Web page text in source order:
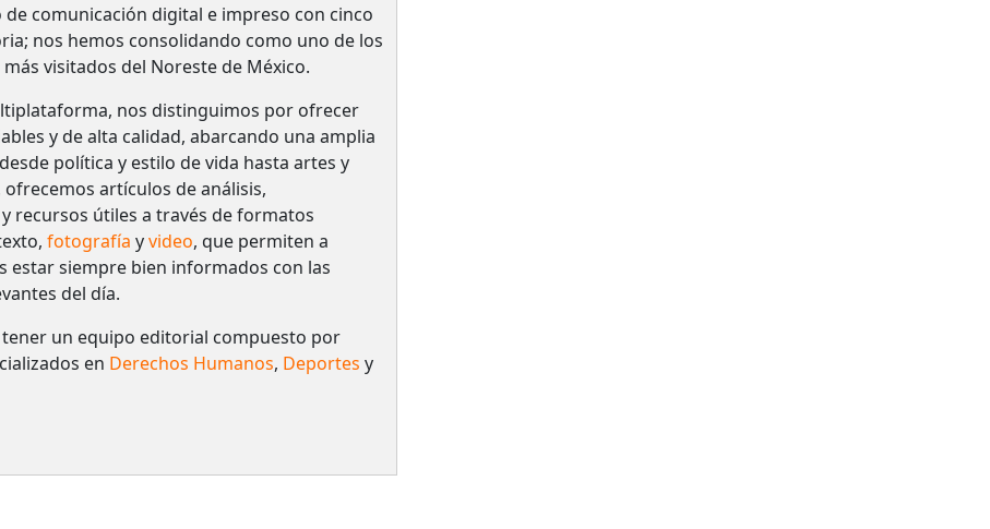
de comunicación digital e impreso con cinco
nos hemos consolidando como uno de los
visitados del Noreste de México.
nos distinguimos por ofrecer
y de alta calidad, abarcando una amplia
política y estilo de vida hasta artes y
ofrecemos artículos de análisis,
recursos útiles a través de formatos
fotografía yvideo, que permiten a
estar siempre bien informados con las
del día.
un equipo editorial compuesto por
en Derechos Humanos, Deportes y